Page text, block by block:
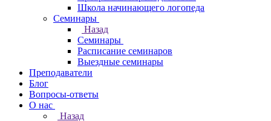
Школа начинающего логопеда
Семинары
Назад
Семинары
Расписание семинаров
Выездные семинары
Преподаватели
Блог
Вопросы-ответы
О нас
Назад